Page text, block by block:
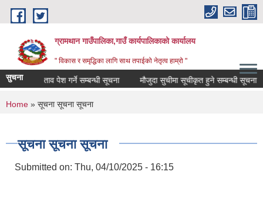
Skip to main content
ग्रामथान गाउँपालिका,गाउँ कार्यपालिकाको कार्यालय
" विकास र समृद्धिका लागि साथ तपाईको नेतृत्व हाम्रो "
सुचनाप्रस्ताव पेश गर्ने सम्बन्धी सूचना मौजुदा सुचीमा सूचीकृत हुने सम्बन्धी सूचना
You are here
Home » सूचना सूचना सूचना
सूचना सूचना सूचना
Submitted on: Thu, 04/10/2025 - 16:15